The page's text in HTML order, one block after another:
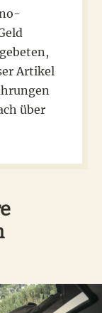
Artikel
über